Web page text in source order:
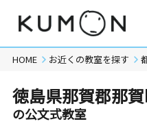
HOME お近くの教室を探す
徳島県那賀郡那
の公文式教室